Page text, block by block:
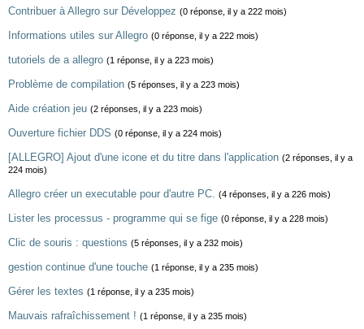
Contribuer à Allegro sur Développez (0 réponse, il y a 222 mois)
Informations utiles sur Allegro (0 réponse, il y a 222 mois)
tutoriels de a allegro (1 réponse, il y a 223 mois)
Problème de compilation (5 réponses, il y a 223 mois)
Aide création jeu (2 réponses, il y a 223 mois)
Ouverture fichier DDS (0 réponse, il y a 224 mois)
[ALLEGRO] Ajout d'une icone et du titre dans l'application (2 réponses, il y a
224 mois)
Allegro créer un executable pour d'autre PC. (4 réponses, il y a 226 mois)
Lister les processus - programme qui se fige (0 réponse, il y a 228 mois)
Clic de souris : questions (5 réponses, il y a 232 mois)
gestion continue d'une touche (1 réponse, il y a 235 mois)
Gérer les textes (1 réponse, il y a 235 mois)
Mauvais rafraîchissement ! (1 réponse, il y a 235 mois)